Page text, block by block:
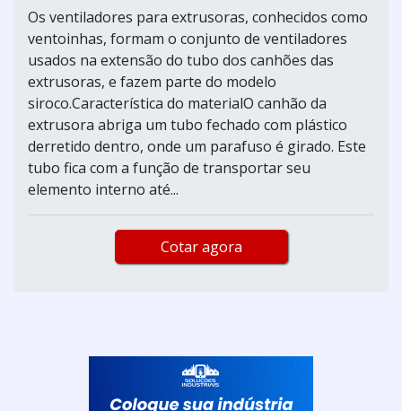
Os ventiladores para extrusoras, conhecidos como
ventoinhas, formam o conjunto de ventiladores
usados na extensão do tubo dos canhões das
extrusoras, e fazem parte do modelo
siroco.Característica do materialO canhão da
extrusora abriga um tubo fechado com plástico
derretido dentro, onde um parafuso é girado. Este
tubo fica com a função de transportar seu
elemento interno até...
Cotar agora